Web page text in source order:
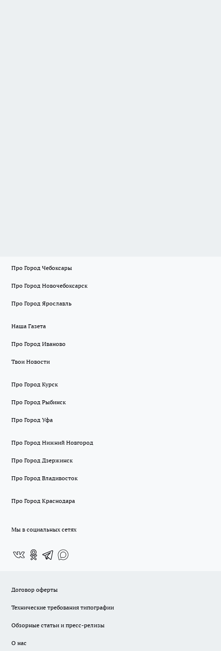
Про Город Чебоксары
Про Город Новочебоксарск
Про Город Ярославль
Наша Газета
Про Город Иваново
Твои Новости
Про Город Курск
Про Город Рыбинск
Про Город Уфа
Про Город Нижний Новгород
Про Город Дзержинск
Про Город Владивосток
Про Город Краснодара
Мы в социальных сетях
Договор оферты
Технические требования типографии
Обзорные статьи и пресс-релизы
О нас